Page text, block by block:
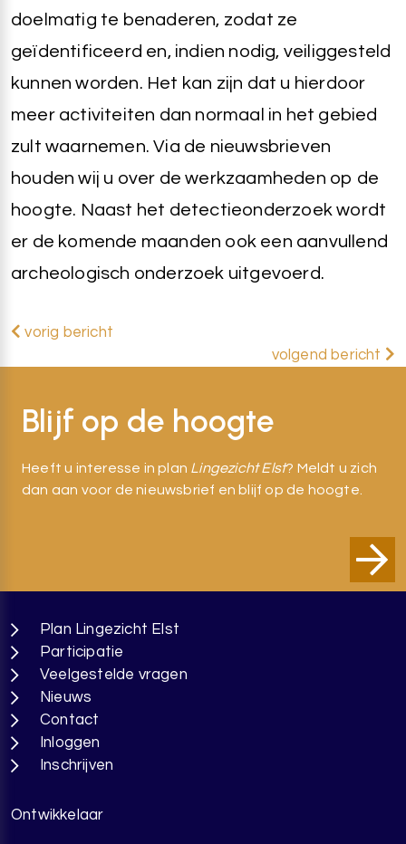
doelmatig te benaderen, zodat ze
geïdentificeerd en, indien nodig, veiliggesteld
kunnen worden. Het kan zijn dat u hierdoor
meer activiteiten dan normaal in het gebied
zult waarnemen. Via de nieuwsbrieven
houden wij u over de werkzaamheden op de
hoogte. Naast het detectieonderzoek wordt
er de komende maanden ook een aanvullend
archeologisch onderzoek uitgevoerd.
vorig bericht
volgend bericht
Blijf op de hoogte
Heeft u interesse in plan Lingezicht Elst? Meldt u zich
dan aan voor de nieuwsbrief en blijf op de hoogte.
Plan Lingezicht Elst
Participatie
Veelgestelde vragen
Nieuws
Contact
Inloggen
Inschrijven
Ontwikkelaar